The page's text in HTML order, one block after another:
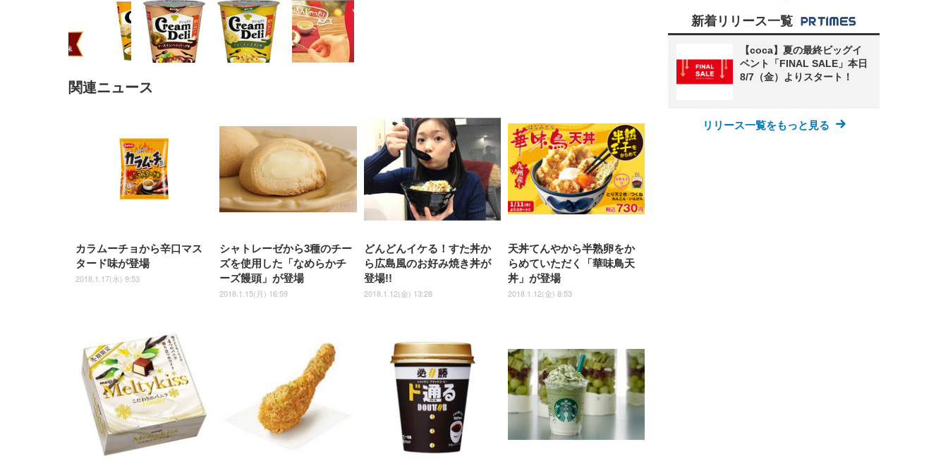
ト 約105度ロッキング pc 事務
椅子 360度回転 座面昇降 強化
ナイロン樹脂ベース 通気性メ
ッシュ 在宅ワーク H-
WY01(黒網+黒枠+黒足)
ア 人間工学 疲れない ブラッ
￥27,999
チェア 疲れない テレワーク
チェア 強化バックレスト 30
度ロッキング機能 人間工学 椅
子 腰サポート 90度跳ね上げ
式アームレスト 3Dヘッドレス
ト ハンガー付き 高反発クッシ
ョン PCチェア 通気性メッシ
ュ ゲーミング/勉強/事務用 お
しゃれ パソコンチェア (ブラ
￥7,680
チェア 疲れない テレワーク
チェア 強化バックレスト 30度
ロッキング機能 人間工学 椅子
腰サポート 90度跳ね上げ式ア
ームレスト 3Dヘッドレスト
ハンガー付き 高反発クッショ
ン PCチェア 通気性メッシュ
ゲーミング/勉強/事務用 おし
ゃれ パソコンチェア (ホワイ
ト)
￥7,680
ッシュ 通気性 ランバーサ
ポート付き 腰サポート ガ
ス圧無段階昇降 360度回
転 キャスター付き コンパ
クト 幅52×奥行58.5×高さ
84～96cm テレワーク 在
宅勤務 ブラック
￥4,139
￥105,595
EV2740X-WT | 27.0型4K
UHD・USB Type-C・ホワイ
￥109,572
ク付き（CFI-ZDM1J）
￥49,979
ニター フル
HD（1920×1080）VA 非光
沢 HDMI/DisplayPort/VGA
スピーカー内蔵 高さ調整 ス
イベル VESA対応
ComfortView ビジネス向け
￥15,800
Gaming Monitor 24” Essential ゲ
ーミングモニター QD 24.5インチ
1ms FHD 量子ドット 残像低減 (3
年保証 | 輝点保証 | 日本メーカー)
￥34,980
枚) ホワイト(吸収面:ライトブ
￥3,234
ツ L 中型犬用 26枚入り 単品
￥1,800
ック) 【Amazon.co.jp限定】
Smart Basic アイリスオーヤマ
ペットシーツ 超厚型 お徳用
ワイド 100枚入 (x 1) (ケース
販売)
￥3,670
ュラー 200枚入
【Amazon.co.jp限定】
￥3,731
関連ニュース
カラムーチョから辛口マス
タード味が登場
2018.1.17(水) 9:53
シャトレーゼから3種のチー
ズを使用した「なめらかチ
ーズ饅頭」が登場
2018.1.15(月) 16:59
どんどんイケる！すた丼か
ら広島風のお好み焼き丼が
登場!!
2018.1.12(金) 13:28
天丼てんやから半熟卵をか
らめていただく「華味鳥天
丼」が登場
2018.1.12(金) 8:53
新着リリース一覧
【coca】夏の最終ビッグイ
ベント「FINAL SALE」本日
8/7（金）よりスタート！
リリース一覧をもっと見る